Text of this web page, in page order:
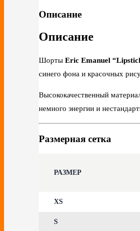
Описание
Описание
Шорты Eric Emanuel
синего фона и красочных
Высококачественный
немного энергии и
Размерная сетка
РАЗМЕР
XS
S